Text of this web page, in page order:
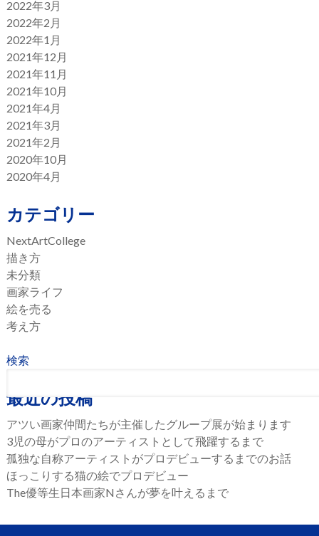
2022年3月
2022年2月
2022年1月
2021年12月
2021年11月
2021年10月
2021年4月
2021年3月
2021年2月
2020年10月
2020年4月
カテゴリー
NextArtCollege
描き方
未分類
画家ライフ
絵を売る
考え方
検索
最近の投稿
アツい画家仲間たちが主催したグループ展が始まります
3児の母がプロのアーティストとして飛躍するまで
孤独な自称アーティストがプロデビューするまでのお話
ほっこりする猫の絵でプロデビュー
The優等生日本画家Nさんが夢を叶えるまで